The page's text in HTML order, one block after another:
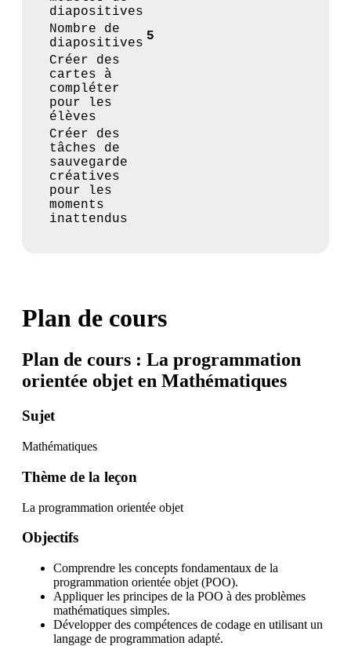
diapositives
Nombre de
diapositives 5
Créer des
cartes à
compléter
pour les
élèves
Créer des
tâches de
sauvegarde
créatives
pour les
moments
inattendus
Plan de cours
Plan de cours : La programmation
orientée objet en Mathématiques
Sujet
Mathématiques
Thème de la leçon
La programmation orientée objet
Objectifs
Comprendre les concepts fondamentaux de la
programmation orientée objet (POO).
Appliquer les principes de la POO à des problèmes
mathématiques simples.
Développer des compétences de codage en utilisant un
langage de programmation adapté.